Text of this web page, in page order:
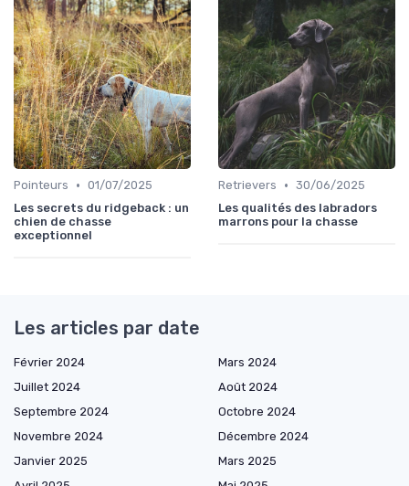
Pointeurs • 01/07/2025
Les secrets du ridgeback : un
chien de chasse
exceptionnel
Retrievers • 30/06/2025
Les qualités des labradors
marrons pour la chasse
Les articles par date
Février 2024
Mars 2024
Juillet 2024
Août 2024
Septembre 2024
Octobre 2024
Novembre 2024
Décembre 2024
Janvier 2025
Mars 2025